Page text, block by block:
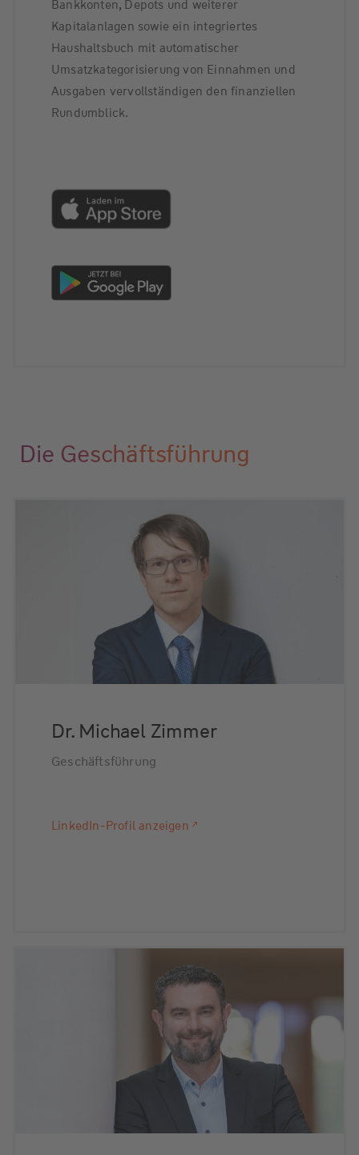
Bankkonten, Depots und weiterer
Kapitalanlagen sowie ein integriertes
Haushaltsbuch mit automatischer
Umsatzkategorisierung von Einnahmen und
Ausgaben vervollständigen den finanziellen
Rundumblick.
Die Geschäftsführung
Dr. Michael Zimmer
Geschäftsführung
LinkedIn-Profil anzeigen